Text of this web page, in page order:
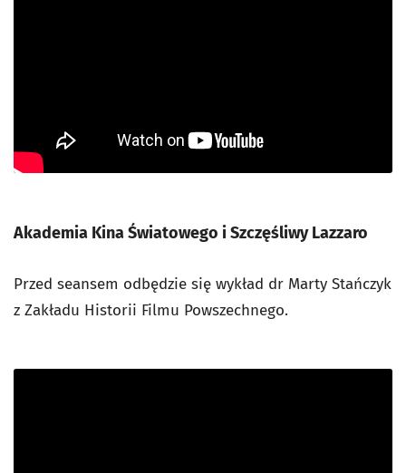
Akademia Kina Światowego i Szczęśliwy Lazzaro
Przed seansem odbędzie się wykład dr Marty Stańczyk
z Zakładu Historii Filmu Powszechnego.